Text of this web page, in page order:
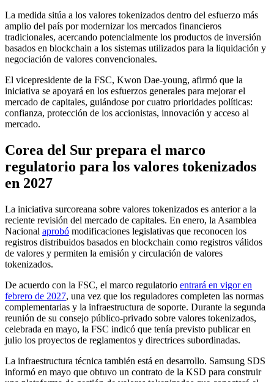
La medida sitúa a los valores tokenizados dentro del esfuerzo más
amplio del país por modernizar los mercados financieros
tradicionales, acercando potencialmente los productos de inversión
basados en blockchain a los sistemas utilizados para la liquidación y
negociación de valores convencionales.
El vicepresidente de la FSC, Kwon Dae-young, afirmó que la
iniciativa se apoyará en los esfuerzos generales para mejorar el
mercado de capitales, guiándose por cuatro prioridades políticas:
confianza, protección de los accionistas, innovación y acceso al
mercado.
Corea del Sur prepara el marco
regulatorio para los valores tokenizados
en 2027
La iniciativa surcoreana sobre valores tokenizados es anterior a la
reciente revisión del mercado de capitales. En enero, la Asamblea
Nacional aprobó modificaciones legislativas que reconocen los
registros distribuidos basados en blockchain como registros válidos
de valores y permiten la emisión y circulación de valores
tokenizados.
De acuerdo con la FSC, el marco regulatorio entrará en vigor en
febrero de 2027, una vez que los reguladores completen las normas
complementarias y la infraestructura de soporte. Durante la segunda
reunión de su consejo público-privado sobre valores tokenizados,
celebrada en mayo, la FSC indicó que tenía previsto publicar en
julio los proyectos de reglamentos y directrices subordinadas.
La infraestructura técnica también está en desarrollo. Samsung SDS
informó en mayo que obtuvo un contrato de la KSD para construir